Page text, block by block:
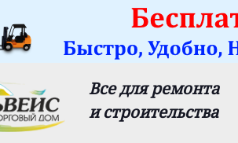
Все для ремонта
и строительства